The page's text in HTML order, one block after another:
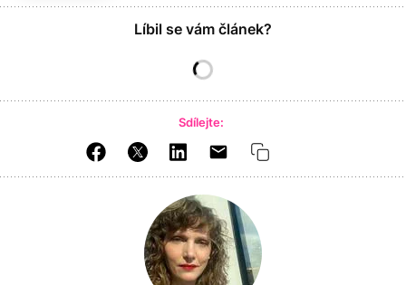
Líbil se vám článek?
Sdílejte: